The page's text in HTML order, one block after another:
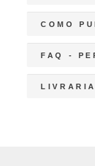
COMO
FAQ -
LIVRARIA